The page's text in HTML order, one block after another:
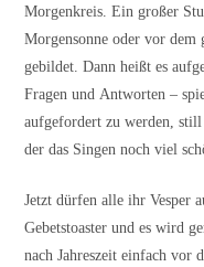
Morgenkreis. Ein großer
Morgensonne oder vor
gebildet. Dann heißt es
Fragen und Antworten –
aufgefordert zu werden,
der das Singen noch viel
Jetzt dürfen alle ihr Vesper
Gebetstoaster und es wird
nach Jahreszeit einfach vor